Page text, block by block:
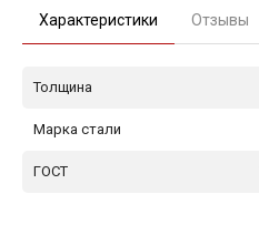
Характеристики Отзывы
Толщина
Марка стали
ГОСТ